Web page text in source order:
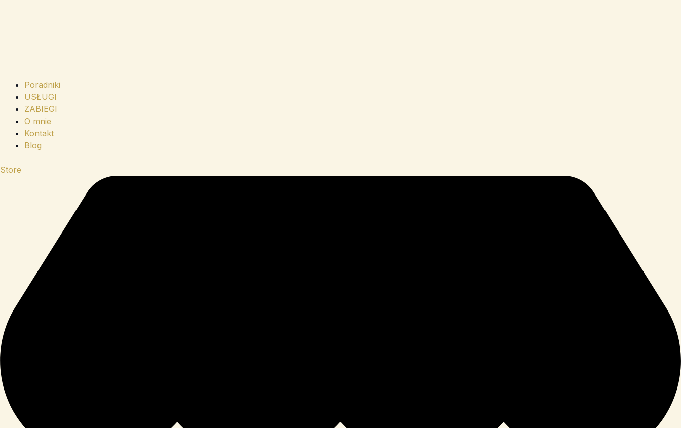
Poradniki
USŁUGI
ZABIEGI
O mnie
Kontakt
Blog
Store